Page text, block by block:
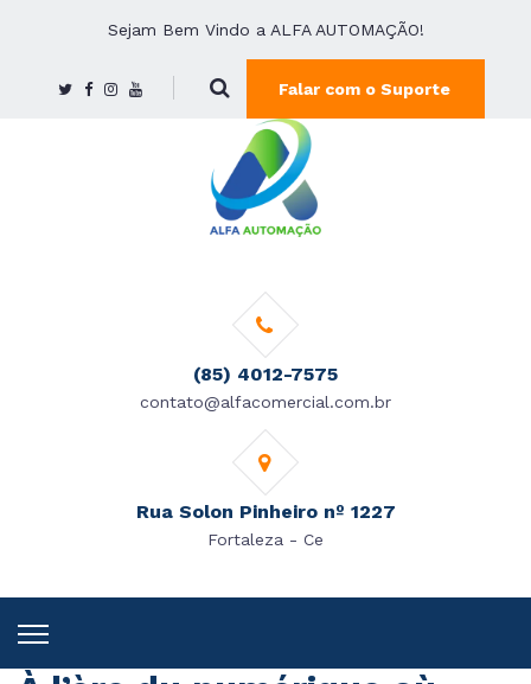
Sejam Bem Vindo a ALFA AUTOMAÇÃO!
Falar com o Suporte
(85) 4012-7575
contato@alfacomercial.com.br
Rua Solon Pinheiro nº 1227
Fortaleza - Ce